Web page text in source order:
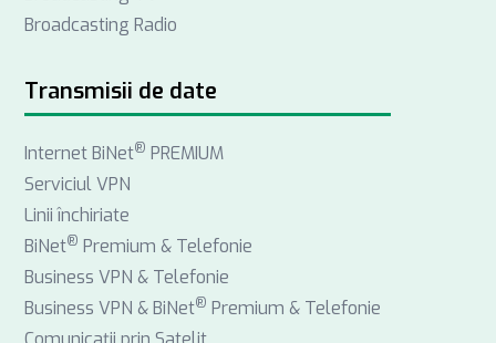
o
k
d
n
g
a
m
Broadcasting Radio
Transmisii de date
Internet BiNet® PREMIUM
Serviciul VPN
Linii închiriate
BiNet® Premium & Telefonie
Business VPN & Telefonie
Business VPN & BiNet® Premium & Telefonie